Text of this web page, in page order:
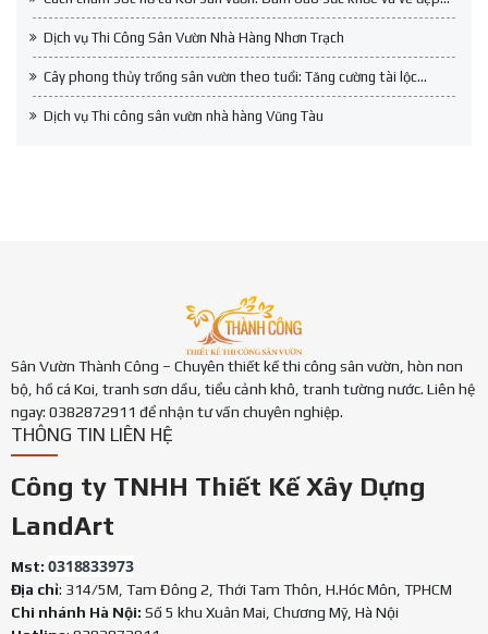
Dịch vụ Thi Công Sân Vườn Nhà Hàng Nhơn Trạch
Cây phong thủy trồng sân vườn theo tuổi: Tăng cường tài lộc...
Dịch vụ Thi công sân vườn nhà hàng Vũng Tàu
Sân Vườn Thành Công – Chuyên thiết kế thi công sân vườn, hòn non
bộ, hồ cá Koi, tranh sơn dầu, tiểu cảnh khô, tranh tường nước. Liên hệ
ngay: 0382872911 để nhận tư vấn chuyên nghiệp.
THÔNG TIN LIÊN HỆ
Công ty TNHH Thiết Kế Xây Dựng
LandArt
Mst: 0318833973
Địa chỉ: 314/5M, Tam Đông 2, Thới Tam Thôn, H.Hóc Môn, TPHCM
Chi nhánh Hà Nội: Số 5 khu Xuân Mai, Chương Mỹ, Hà Nội